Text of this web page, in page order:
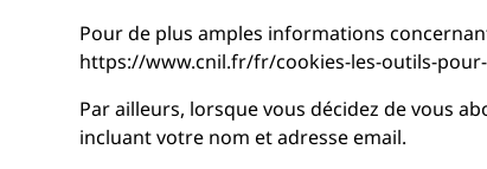
Pour de plus amples informations
https://www.cnil.fr/fr/cookies-les-outils-
Par ailleurs, lorsque vous décidez de vous
incluant votre nom et adresse email.